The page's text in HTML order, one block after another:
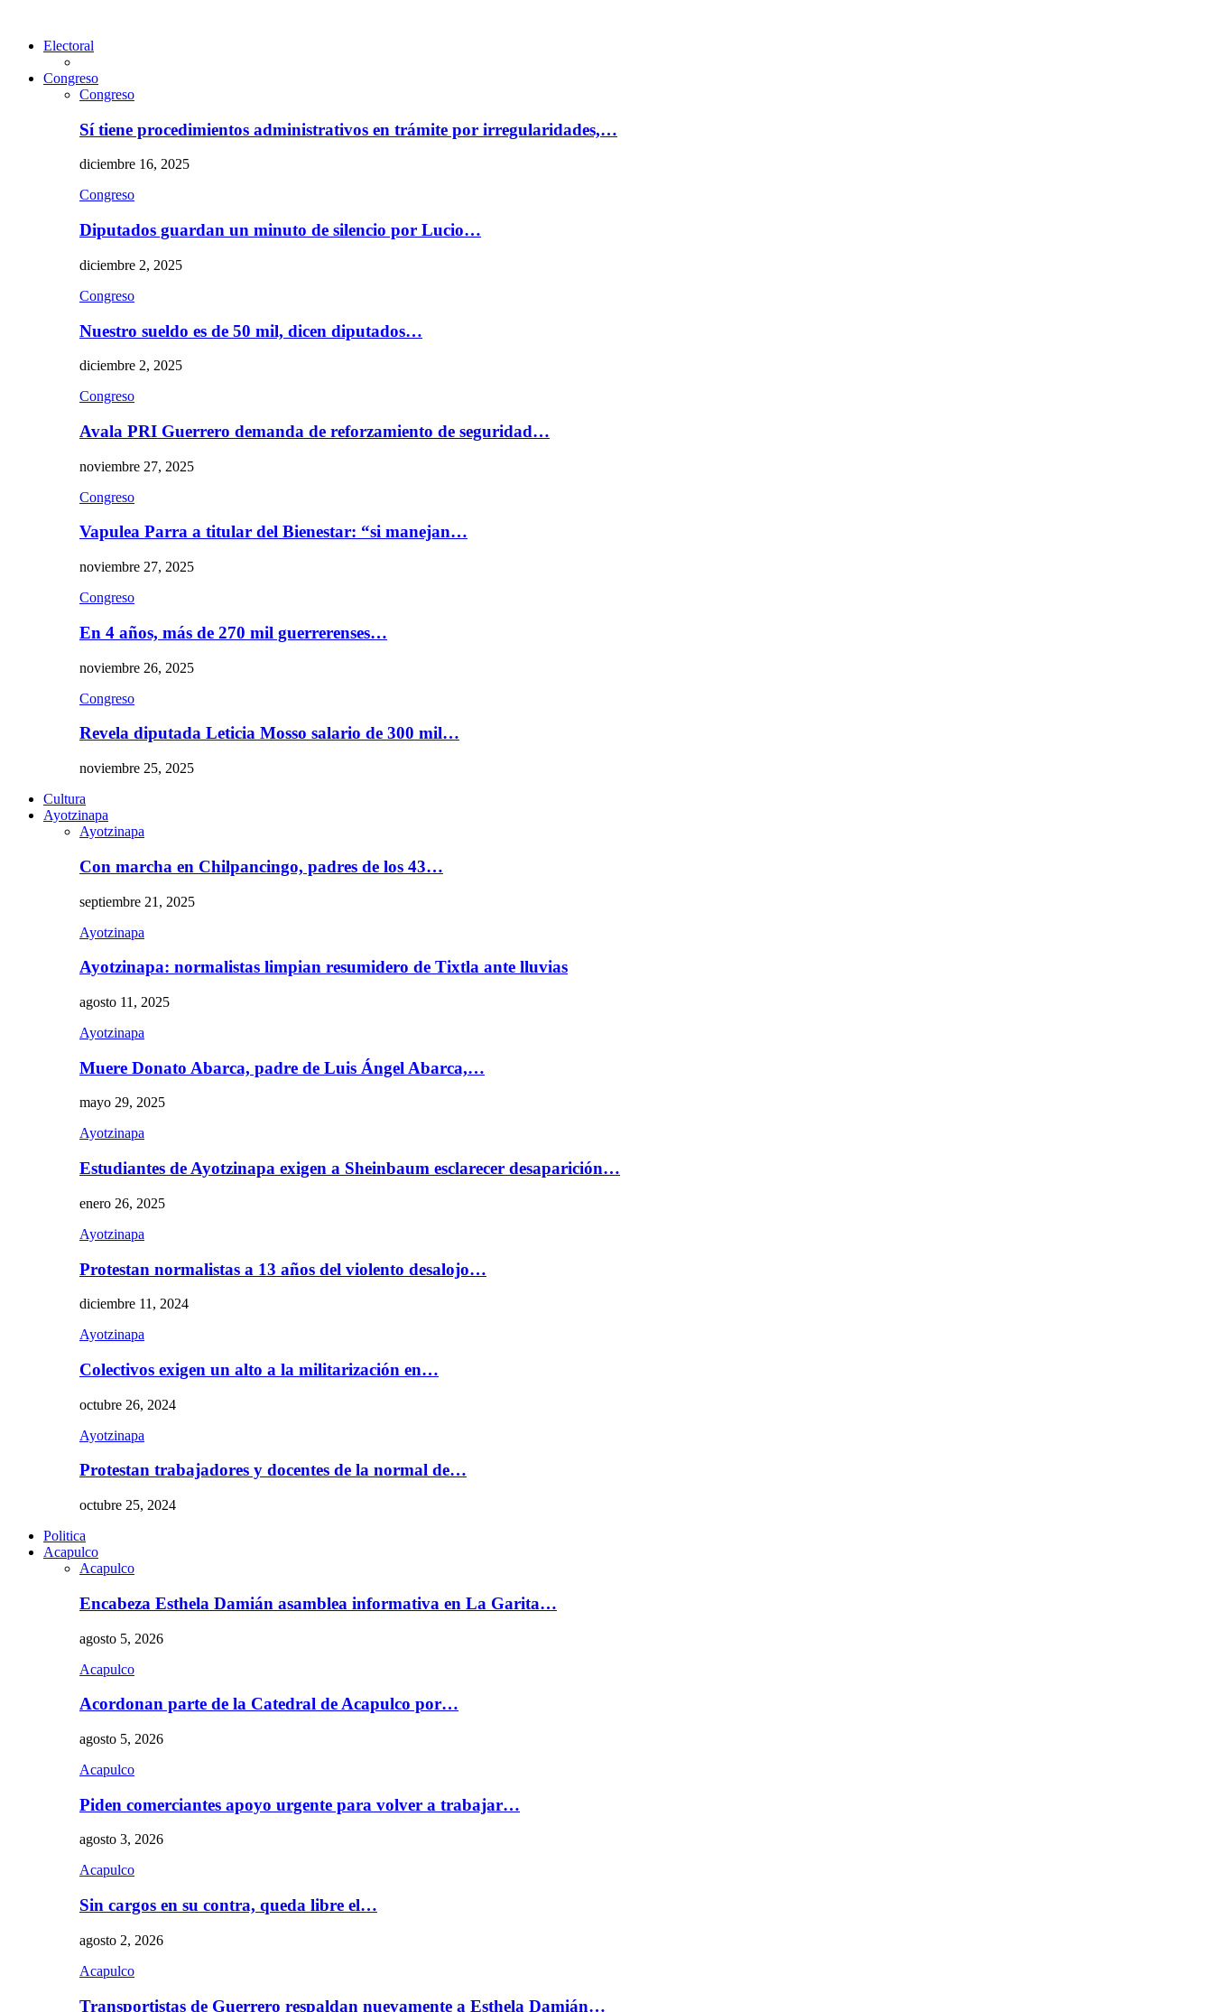
Electoral
Congreso
Congreso
Sí tiene procedimientos administrativos en trámite por irregularidades,…
diciembre 16, 2025
Congreso
Diputados guardan un minuto de silencio por Lucio…
diciembre 2, 2025
Congreso
Nuestro sueldo es de 50 mil, dicen diputados…
diciembre 2, 2025
Congreso
Avala PRI Guerrero demanda de reforzamiento de seguridad…
noviembre 27, 2025
Congreso
Vapulea Parra a titular del Bienestar: “si manejan…
noviembre 27, 2025
Congreso
En 4 años, más de 270 mil guerrerenses…
noviembre 26, 2025
Congreso
Revela diputada Leticia Mosso salario de 300 mil…
noviembre 25, 2025
Cultura
Ayotzinapa
Ayotzinapa
Con marcha en Chilpancingo, padres de los 43…
septiembre 21, 2025
Ayotzinapa
Ayotzinapa: normalistas limpian resumidero de Tixtla ante lluvias
agosto 11, 2025
Ayotzinapa
Muere Donato Abarca, padre de Luis Ángel Abarca,…
mayo 29, 2025
Ayotzinapa
Estudiantes de Ayotzinapa exigen a Sheinbaum esclarecer desaparición…
enero 26, 2025
Ayotzinapa
Protestan normalistas a 13 años del violento desalojo…
diciembre 11, 2024
Ayotzinapa
Colectivos exigen un alto a la militarización en…
octubre 26, 2024
Ayotzinapa
Protestan trabajadores y docentes de la normal de…
octubre 25, 2024
Politica
Acapulco
Acapulco
Encabeza Esthela Damián asamblea informativa en La Garita…
agosto 5, 2026
Acapulco
Acordonan parte de la Catedral de Acapulco por…
agosto 5, 2026
Acapulco
Piden comerciantes apoyo urgente para volver a trabajar…
agosto 3, 2026
Acapulco
Sin cargos en su contra, queda libre el…
agosto 2, 2026
Acapulco
Transportistas de Guerrero respaldan nuevamente a Esthela Damián…